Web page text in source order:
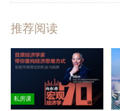
推荐阅读
私房课